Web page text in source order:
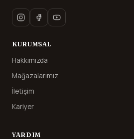
KURUMSAL
Hakkımızda
Mağazalarımız
İletişim
Kariyer
YARDIM